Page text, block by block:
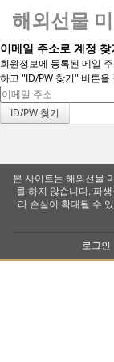
해외선물
이메일 주소로 계정 찾
회원정보에 등록된 메일
하고 "ID/PW 찾기" 버튼을
본 사이트는 해외선물
를 하지 않습니다. 파
라 손실이 확대될 수
로그인